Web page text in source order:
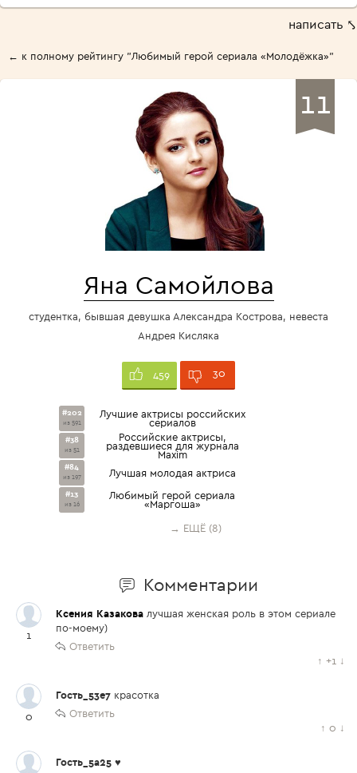
написать ⤣
← к полному рейтингу "Любимый герой сериала «Молодёжка»"
11
Яна Самойлова
студентка, бывшая девушка Александра Кострова, невеста
Андрея Кисляка
459 30
#202
из 591
Лучшие актрисы российских
сериалов
#38
из 51
Российские актрисы,
раздевшиеся для журнала
Maxim
#84
из 197 Лучшая молодая актриса
#13
из 16
Любимый герой сериала
«Маргоша»
→ ЕЩЁ (8)
Комментарии
1
Ксения Казакова лучшая женская роль в этом сериале
по-моему)
Ответить
↑ +1 ↓
0
Гость_53e7 красотка
Ответить
↑ 0 ↓
Гость_5a25 ♥